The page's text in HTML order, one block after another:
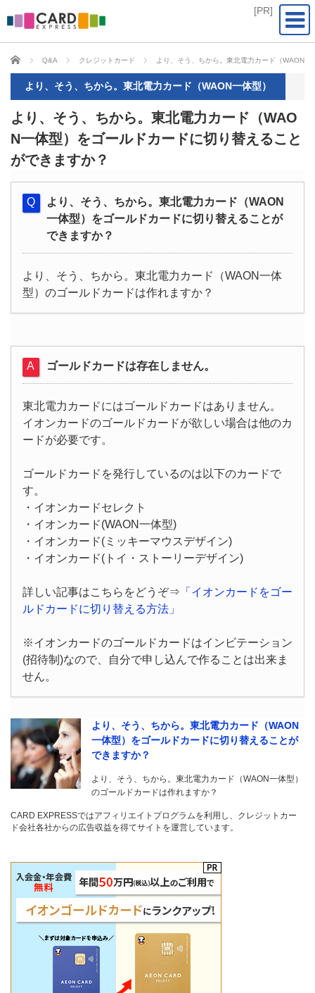
CARD EXPRESS
Q&A クレジットカード より、そう、ちから。東北電力カード（WAON一
より、そう、ちから。東北電力カード（WAON一体型）
より、そう、ちから。東北電力カード（WAO
N一体型）をゴールドカードに切り替えること
ができますか？
より、そう、ちから。東北電力カード（WAON
一体型）をゴールドカードに切り替えることが
できますか？
より、そう、ちから。東北電力カード（WAON一体
型）のゴールドカードは作れますか？
ゴールドカードは存在しません。
東北電力カードにはゴールドカードはありません。
イオンカードのゴールドカードが欲しい場合は他のカ
ードが必要です。
ゴールドカードを発行しているのは以下のカードで
す。
・イオンカードセレクト
・イオンカード(WAON一体型)
・イオンカード(ミッキーマウスデザイン)
・イオンカード(トイ・ストーリーデザイン)
詳しい記事はこちらをどうぞ⇒ 「イオンカードをゴー
ルドカードに切り替える方法」
※イオンカードのゴールドカードはインビテーション
(招待制)なので、自分で申し込んで作ることは出来ま
せん。
より、そう、ちから。東北電力カード（WAON
一体型）をゴールドカードに切り替えることが
できますか？
より、そう、ちから。東北電力カード（WAON一体型）
のゴールドカードは作れますか？
CARD EXPRESSではアフィリエイトプログラムを利用し、クレジットカー
ド会社各社からの広告収益を得てサイトを運営しています。